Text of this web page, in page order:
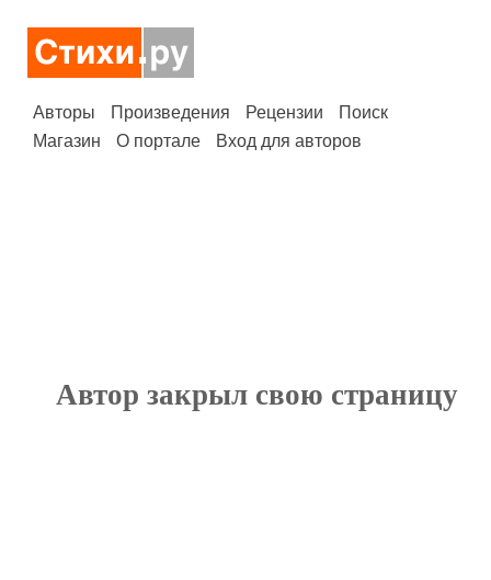
Авторы Произведения Рецензии
Поиск
Магазин
О портале Вход для авторов
Автор закрыл свою страницу